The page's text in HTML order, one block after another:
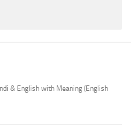
& English with Meaning (English